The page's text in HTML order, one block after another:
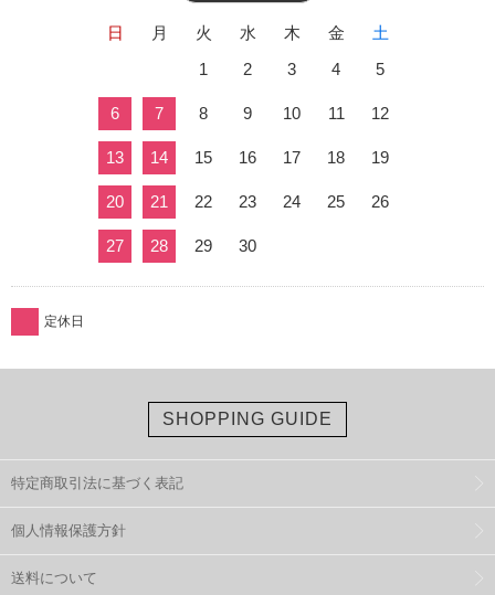
日 月 火 水 木 金
土
1
2 3 4 5
6 7 8 9 10 11 12
13 14 15 16 17 18 19
20 21 22 23 24 25 26
27 28 29 30
定休日
SHOPPING GUIDE
特定商取引法に基づく表記
個人情報保護方針
送料について